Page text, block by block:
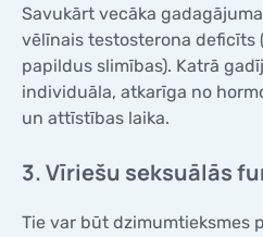
Savukārt vecāka
vēlīnais testosterona deficīts
papildus slimības). Katrā
individuāla, atkarīga no
un attīstības laika.
3. Vīriešu seksuālās
Tie var būt dzimumtieksmes